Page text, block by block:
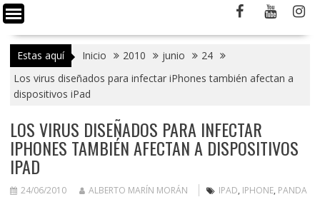
Estas aquí Inicio 2010 junio
24
Los virus diseñados para infectar iPhones también afectan a
dispositivos iPad
LOS VIRUS DISEÑADOS PARA INFECTAR
IPHONES TAMBIÉN AFECTAN A DISPOSITIVOS
IPAD
24/06/2010 ALBERTO MARÍN MORÁN IPAD, IPHONE, PANDA